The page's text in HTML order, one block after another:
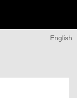
English